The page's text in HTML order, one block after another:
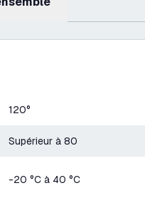
120°
Supérieur à 80
-20 °C à 40 °C